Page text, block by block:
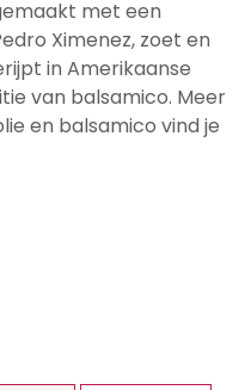
met een
Ximenez, zoet en
in Amerikaanse
van balsamico. Meer
en balsamico vind je